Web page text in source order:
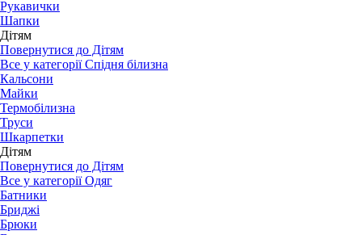
Рукавички
Шапки
Дітям
Повернутися до Дітям
Все у категорії Спідня білизна
Кальсони
Майки
Термобілизна
Труси
Шкарпетки
Дітям
Повернутися до Дітям
Все у категорії Одяг
Батники
Бриджі
Брюки